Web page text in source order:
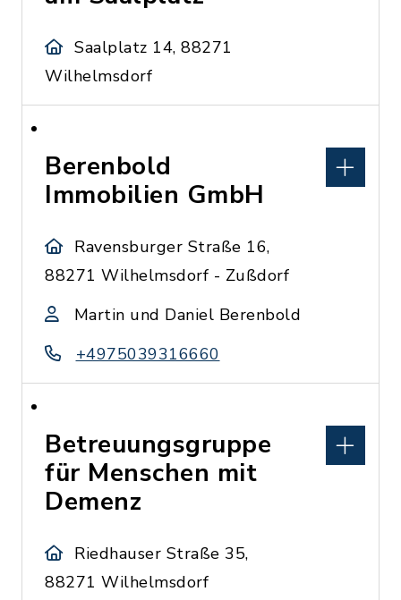
Saalplatz 14, 88271
Wilhelmsdorf
Berenbold
Immobilien GmbH
Ravensburger Straße 16,
88271 Wilhelmsdorf - Zußdorf
Martin und Daniel Berenbold
+4975039316660
Betreuungsgruppe
für Menschen mit
Demenz
Riedhauser Straße 35,
88271 Wilhelmsdorf